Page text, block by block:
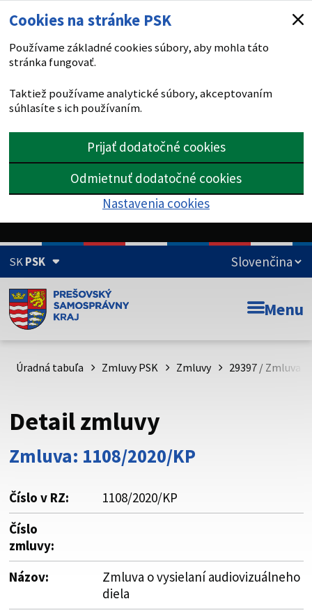
Cookies na stránke PSK
Používame základné cookies súbory, aby mohla táto
stránka fungovať.
Taktiež používame analytické súbory, akceptovaním
súhlasíte s ich používaním.
Prijať dodatočné cookies
Odmietnuť dodatočné cookies
Nastavenia cookies
SKPSK
Doména psk.sk je oficiálna
Toto je oficiálna webová stránka Prešovského
psk.sk.
Buďte pozorní a vždy sa uistite, že zdieľate informácie iba
cez zabezpečenú webovú stránku. Zabezpečená stránka
vždy začína https:// pred názvom domény webového sídla.
Menu
Úradná tabuľa Zmluvy PSK Zmluvy 29397 / Zmluva
Detail zmluvy
Zmluva: 1108/2020/KP
Číslo v RZ:
1108/2020/KP
Číslo
zmluvy:
Názov:
Zmluva o vysielaní audiovizuálneho
diela